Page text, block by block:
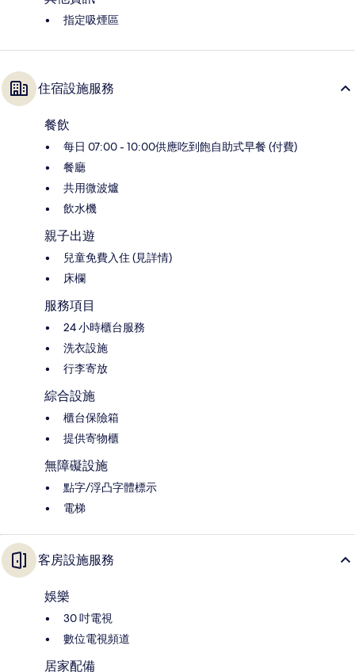
指定吸煙區
住宿設施服務
餐飲
每日 07:00 - 10:00供應吃到飽自助式早餐 (付費)
餐廳
共用微波爐
飲水機
親子出遊
兒童免費入住 (見詳情)
床欄
服務項目
24 小時櫃台服務
洗衣設施
行李寄放
綜合設施
櫃台保險箱
提供寄物櫃
無障礙設施
點字/浮凸字體標示
電梯
客房設施服務
娛樂
30 吋電視
數位電視頻道
居家配備